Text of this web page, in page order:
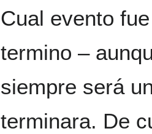
Cual evento
termino –
siempre será
terminara. De